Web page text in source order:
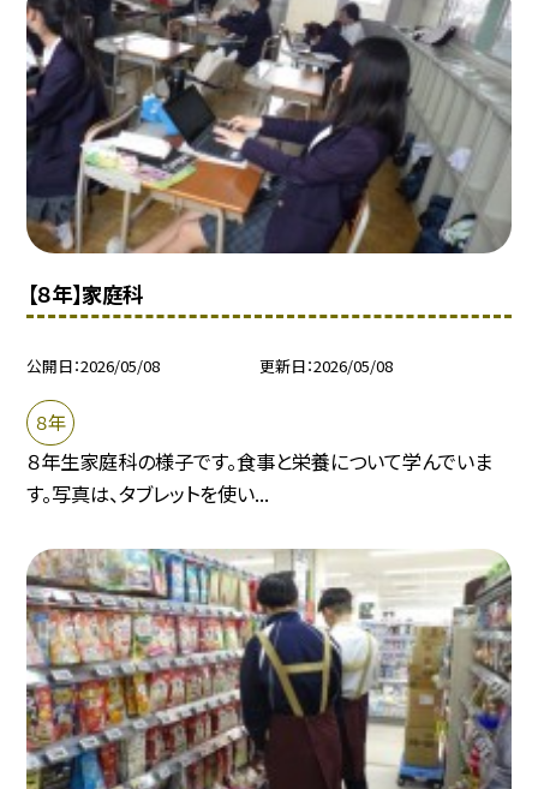
【８年】家庭科
公開日 2026/05/08 更新日 2026/05/08
８年
８年生家庭科の様子です。食事と栄養について学んでいま
す。写真は、タブレットを使い...